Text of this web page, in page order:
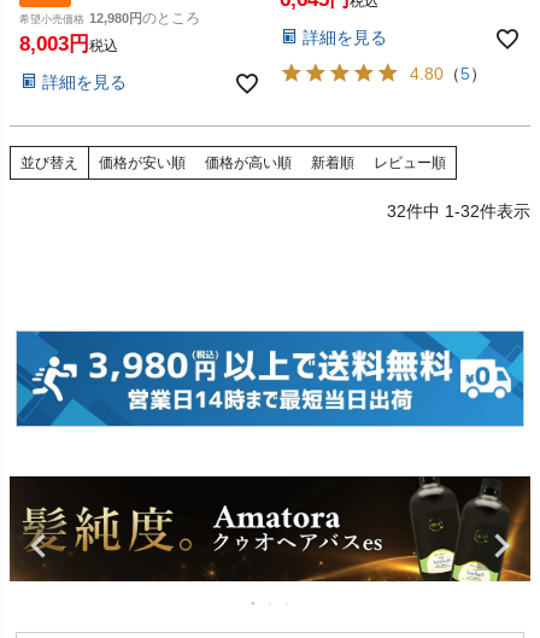
(6045484-set2)
希望小売価格 12,980 のところ
8,003 税込
詳細を見る
配便送料無料】 (6043845-set2)
詳細を見る
4.80 （5）
並び替え 価格が安い順 価格が高い順 新着順 レビュー順
32件中 1-32件表示